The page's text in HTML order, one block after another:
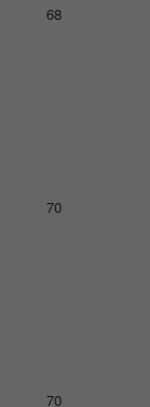
73
74
74